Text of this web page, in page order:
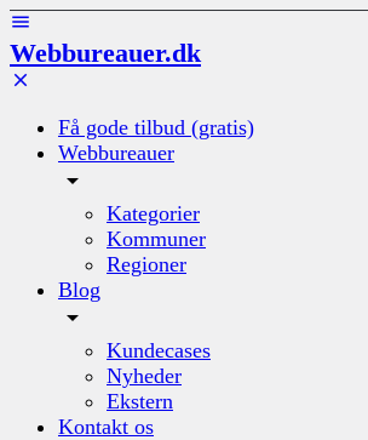
Webbureauer.dk
Få gode tilbud (gratis)
Webbureauer
Kategorier
Kommuner
Regioner
Blog
Kundecases
Nyheder
Ekstern
Kontakt os